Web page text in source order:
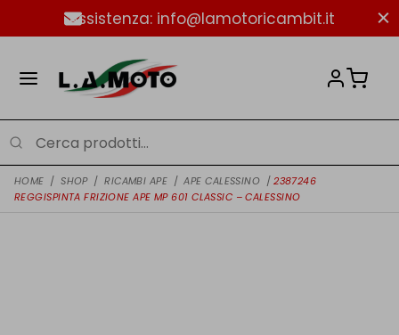
Assistenza: info@lamotoricambit.it
HOME / SHOP / RICAMBI APE / APE CALESSINO /2387246
REGGISPINTA FRIZIONE APE MP 601 CLASSIC – CALESSINO